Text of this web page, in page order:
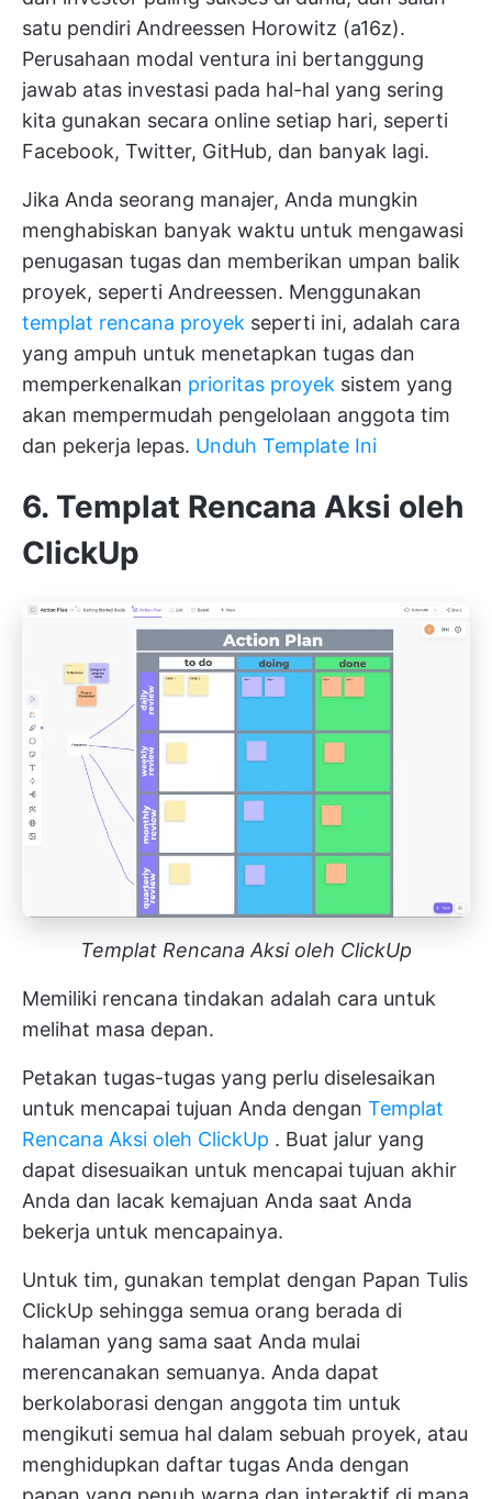
satu pendiri Andreessen Horowitz (a16z).
Perusahaan modal ventura ini bertanggung
jawab atas investasi pada hal-hal yang sering
kita gunakan secara online setiap hari, seperti
Facebook, Twitter, GitHub, dan banyak lagi.
Jika Anda seorang manajer, Anda mungkin
menghabiskan banyak waktu untuk mengawasi
penugasan tugas dan memberikan umpan balik
proyek, seperti Andreessen. Menggunakan
templat rencana proyek seperti ini, adalah cara
yang ampuh untuk menetapkan tugas dan
memperkenalkan prioritas proyek sistem yang
akan mempermudah pengelolaan anggota tim
dan pekerja lepas. Unduh Template Ini
6. Templat Rencana Aksi oleh
ClickUp
Templat Rencana Aksi oleh ClickUp
Memiliki rencana tindakan adalah cara untuk
melihat masa depan.
Petakan tugas-tugas yang perlu diselesaikan
untuk mencapai tujuan Anda dengan Templat
Rencana Aksi oleh ClickUp . Buat jalur yang
dapat disesuaikan untuk mencapai tujuan akhir
Anda dan lacak kemajuan Anda saat Anda
bekerja untuk mencapainya.
Untuk tim, gunakan templat dengan Papan Tulis
ClickUp sehingga semua orang berada di
halaman yang sama saat Anda mulai
merencanakan semuanya. Anda dapat
berkolaborasi dengan anggota tim untuk
mengikuti semua hal dalam sebuah proyek, atau
menghidupkan daftar tugas Anda dengan